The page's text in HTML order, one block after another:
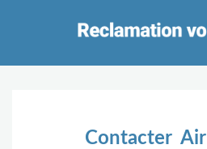
Contacter Air